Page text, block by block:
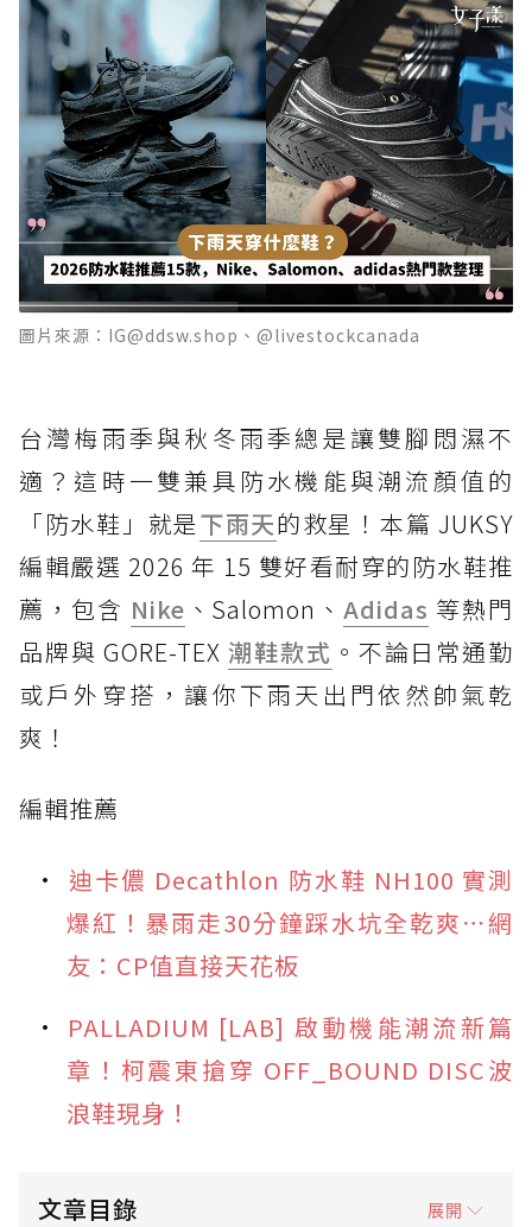
圖片來源：IG@ddsw.shop、@livestockcanada
台灣梅雨季與秋冬雨季總是讓雙腳悶濕不
適？這時一雙兼具防水機能與潮流顏值的
「防水鞋」就是下雨天的救星！本篇 JUKSY
編輯嚴選 2026 年 15 雙好看耐穿的防水鞋推
薦，包含 Nike 、Salomon、Adidas 等熱門
品牌與 GORE-TEX 潮鞋款式 。不論日常通勤
或戶外穿搭，讓你下雨天出門依然帥氣乾
爽！
編輯推薦
迪卡儂 Decathlon 防水鞋 NH100 實測
爆紅！暴雨走30分鐘踩水坑全乾爽⋯網
友：CP值直接天花板
PALLADIUM [LAB] 啟動機能潮流新篇
章！柯震東搶穿 OFF_BOUND DISC波
浪鞋現身！
文章目錄 展開